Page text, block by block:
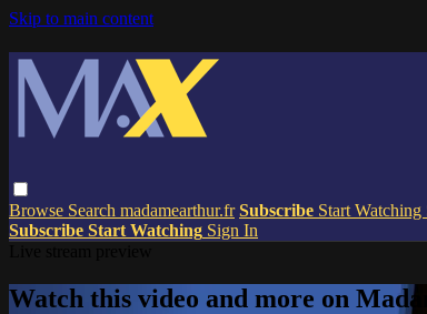
Skip to main content
Browse Search madamearthur.fr Subscribe Start Watching
Subscribe Start Watching Sign In
Watch this video and more on